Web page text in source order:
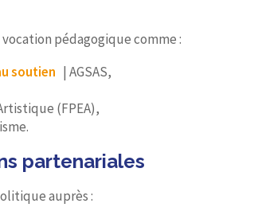
pédagogique comme :
soutien | AGSAS,
(FPEA),
partenariales
auprès :